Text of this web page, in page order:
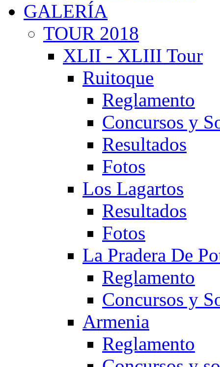
GALERÍA
TOUR 2018
XLII - XLIII Tour
Ruitoque
Reglamento
Concursos y
Resultados
Fotos
Los Lagartos
Resultados
Fotos
La Pradera De
Reglamento
Concursos y
Armenia
Reglamento